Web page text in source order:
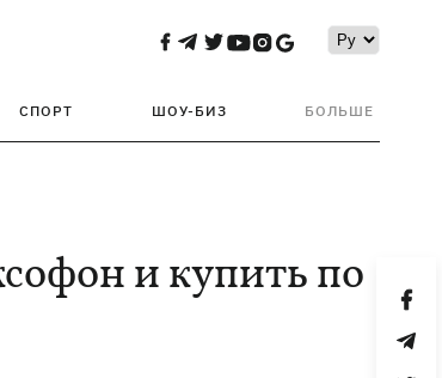
СПОРТ ШОУ-БИЗ БОЛЬШЕ
и купить по